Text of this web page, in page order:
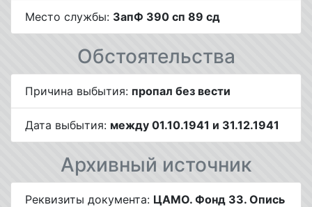
Место службы: ЗапФ 390 сп 89 сд
Обстоятельства
Причина выбытия: пропал без вести
Дата выбытия: между 01.10.1941 и 31.12.1941
Архивный источник
Реквизиты документа: ЦАМО. Фонд 33. Опись